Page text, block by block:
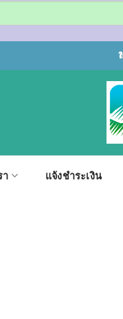
า แจ้งชำระเงิน